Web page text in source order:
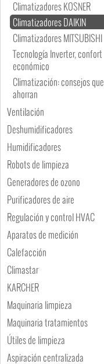
Climatizadores KOSNER
Climatizadores DAIKIN
Climatizadores MITSUBISHI
Tecnología Inverter, confort
económico
Climatización: consejos que
ahorran
Ventilación
Deshumidificadores
Humidificadores
Robots de limpieza
Generadores de ozono
Purificadores de aire
Regulación y control HVAC
Aparatos de medición
Calefacción
Climastar
KARCHER
Maquinaria limpieza
Maquinaria tratamientos
Útiles de limpieza
Aspiración centralizada